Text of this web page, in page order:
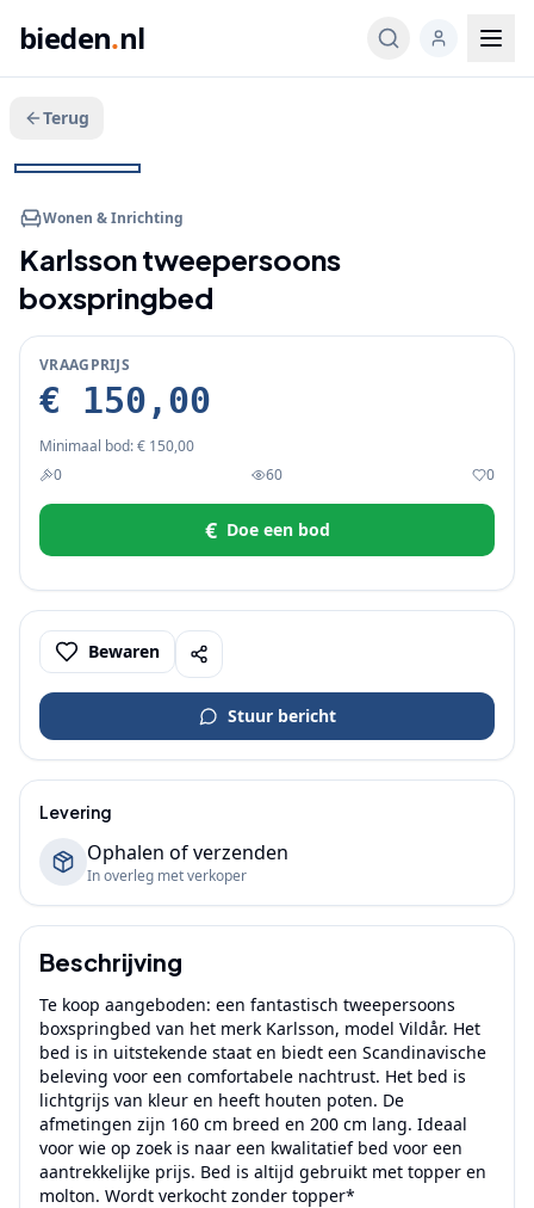
bieden.nl
Terug
Veeg voor meer
Wonen & Inrichting
Karlsson tweepersoons
boxspringbed
VRAAGPRIJS
€ 150,00
Minimaal bod:€ 150,00
0
60 0
€ Doe een bod
Bewaren
Stuur bericht
Levering
Ophalen of verzenden
In overleg met verkoper
Beschrijving
Te koop aangeboden: een fantastisch tweepersoons
boxspringbed van het merk Karlsson, model Vildår. Het
bed is in uitstekende staat en biedt een Scandinavische
beleving voor een comfortabele nachtrust. Het bed is
lichtgrijs van kleur en heeft houten poten. De
afmetingen zijn 160 cm breed en 200 cm lang. Ideaal
voor wie op zoek is naar een kwalitatief bed voor een
aantrekkelijke prijs. Bed is altijd gebruikt met topper en
molton. Wordt verkocht zonder topper*